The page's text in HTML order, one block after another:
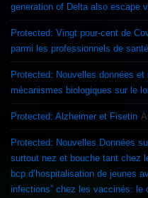
generation of Delta also escape
Protected: Vingt pour-cent de
Protected: Nouvelles données
mécanismes
Protected: Alzheimer et Fisetin
Protected: Nouvelles Données
surtout nez et bouche tant chez
bcp d’hospitalisation de jeunes
infections” chez les vaccinés: le